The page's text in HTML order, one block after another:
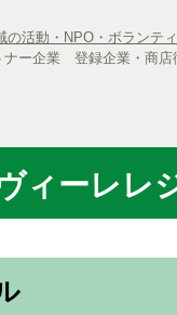
の活動・NPO・ボランテ
ナー企業 登録企業・商店
ィーレレ